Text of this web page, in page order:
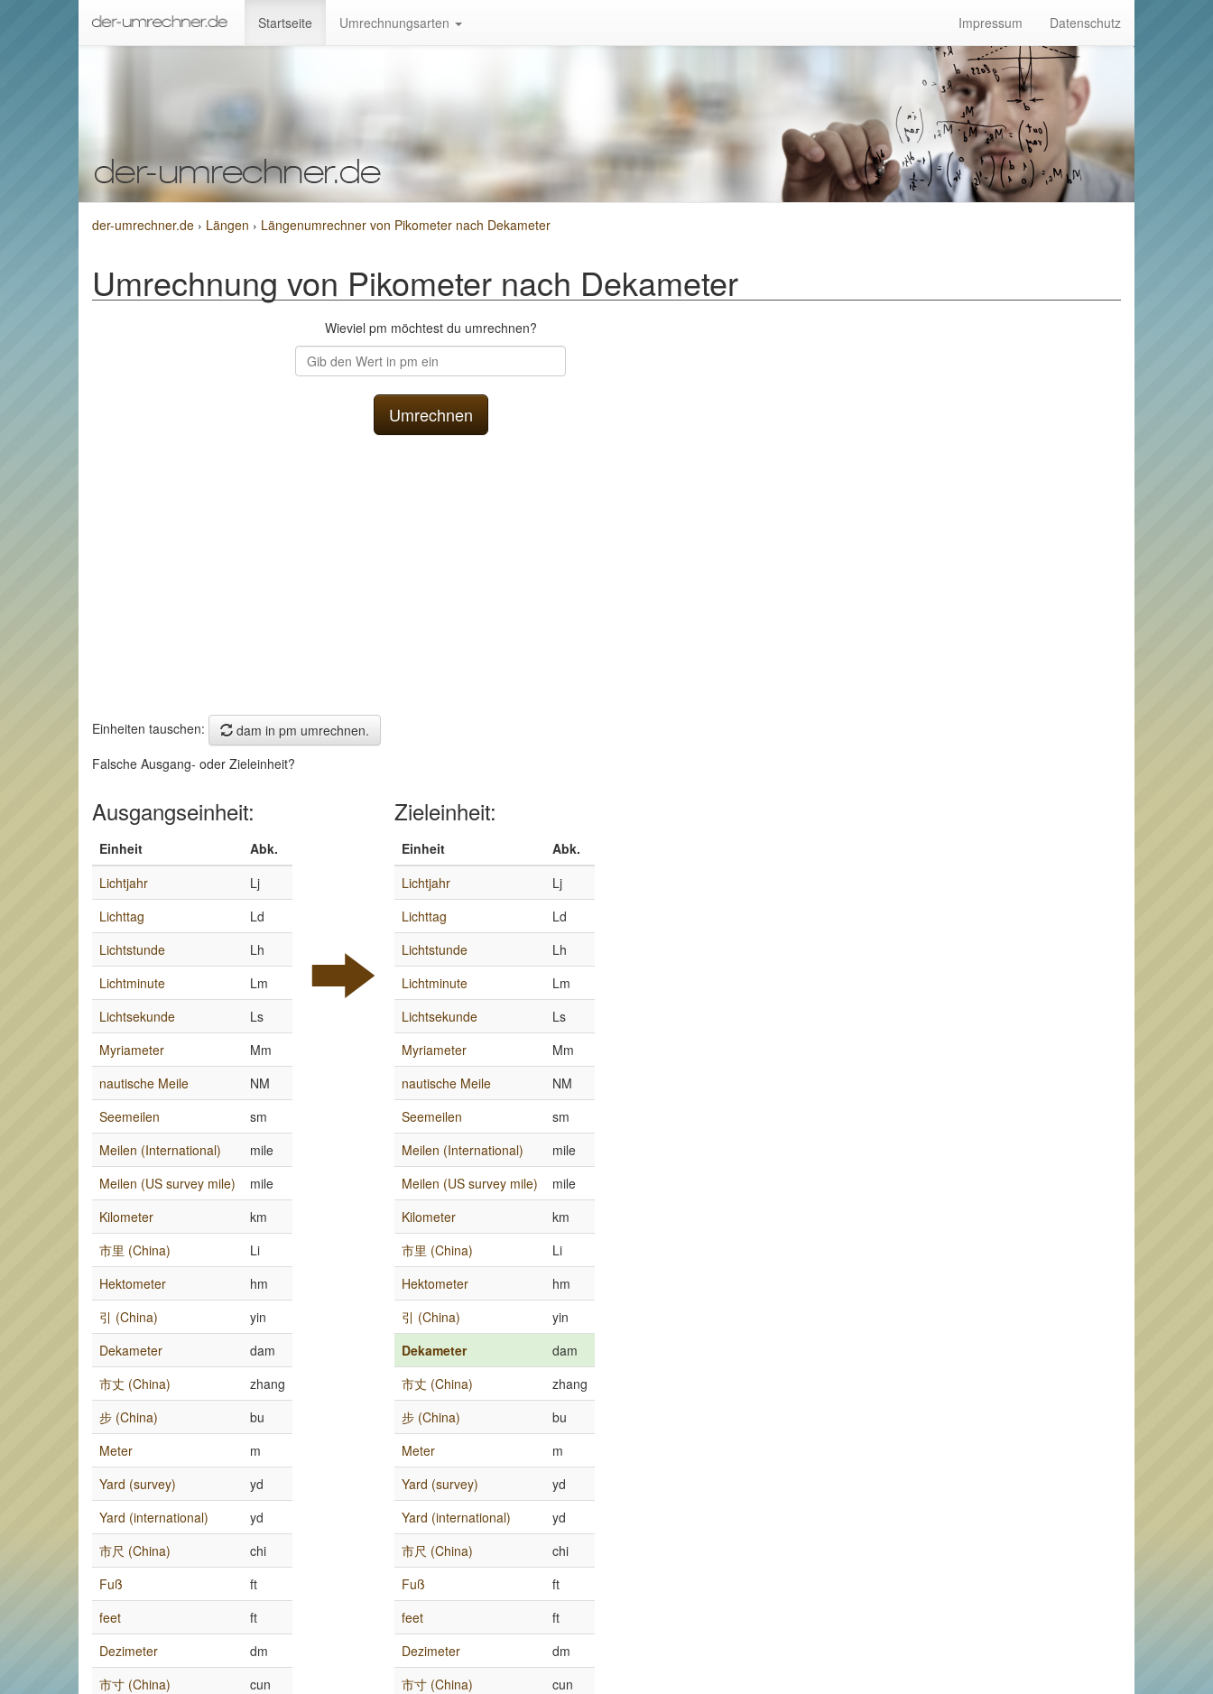
Startseite Umrechnungsarten Impressum Datenschutz
der-umrechner.de › Längen › Längenumrechner von Pikometer nach Dekameter
Umrechnung von Pikometer nach Dekameter
Wieviel pm möchtest du umrechnen?
Einheiten tauschen:
dam in pm umrechnen.
Falsche Ausgang- oder Zieleinheit?
Ausgangseinheit:
Einheit
Abk.
Lichtjahr
Lj
Lichttag
Ld
Lichtstunde
Lh
Lichtminute
Lm
Lichtsekunde
Ls
Myriameter
Mm
nautische Meile
NM
Seemeilen
sm
Meilen (International)
mile
Meilen (US survey mile)
mile
Kilometer
km
市里 (China)
Li
Hektometer
hm
引 (China)
yin
Dekameter
dam
市丈 (China)
zhang
步 (China)
bu
Meter
m
Yard (survey)
yd
Yard (international)
yd
市尺 (China)
chi
Fuß
ft
feet
ft
Dezimeter
dm
市寸 (China)
cun
Zieleinheit:
Einheit
Abk.
Lichtjahr
Lj
Lichttag
Ld
Lichtstunde
Lh
Lichtminute
Lm
Lichtsekunde
Ls
Myriameter
Mm
nautische Meile
NM
Seemeilen
sm
Meilen (International)
mile
Meilen (US survey mile)
mile
Kilometer
km
市里 (China)
Li
Hektometer
hm
引 (China)
yin
Dekameter
dam
市丈 (China)
zhang
步 (China)
bu
Meter
m
Yard (survey)
yd
Yard (international)
yd
市尺 (China)
chi
Fuß
ft
feet
ft
Dezimeter
dm
市寸 (China)
cun